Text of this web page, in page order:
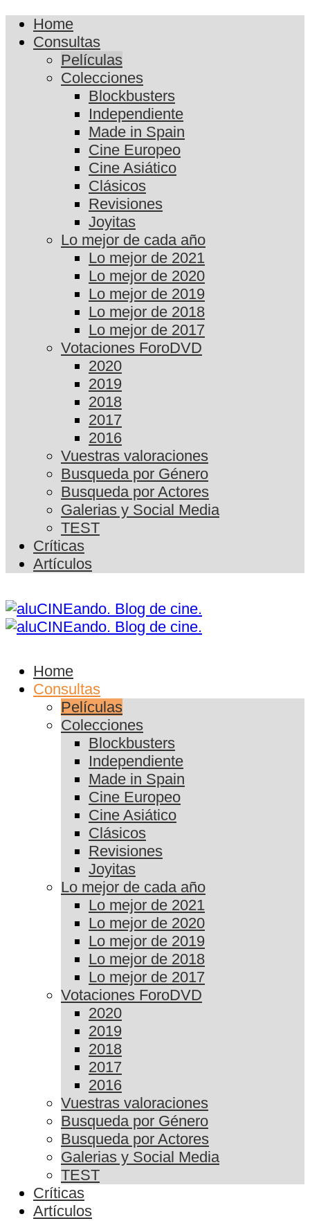
Home
Consultas
Películas
Colecciones
Blockbusters
Independiente
Made in Spain
Cine Europeo
Cine Asiático
Clásicos
Revisiones
Joyitas
Lo mejor de cada año
Lo mejor de 2021
Lo mejor de 2020
Lo mejor de 2019
Lo mejor de 2018
Lo mejor de 2017
Votaciones ForoDVD
2020
2019
2018
2017
2016
Vuestras valoraciones
Busqueda por Género
Busqueda por Actores
Galerias y Social Media
TEST
Críticas
Artículos
Home
Consultas
Películas
Colecciones
Blockbusters
Independiente
Made in Spain
Cine Europeo
Cine Asiático
Clásicos
Revisiones
Joyitas
Lo mejor de cada año
Lo mejor de 2021
Lo mejor de 2020
Lo mejor de 2019
Lo mejor de 2018
Lo mejor de 2017
Votaciones ForoDVD
2020
2019
2018
2017
2016
Vuestras valoraciones
Busqueda por Género
Busqueda por Actores
Galerias y Social Media
TEST
Críticas
Artículos